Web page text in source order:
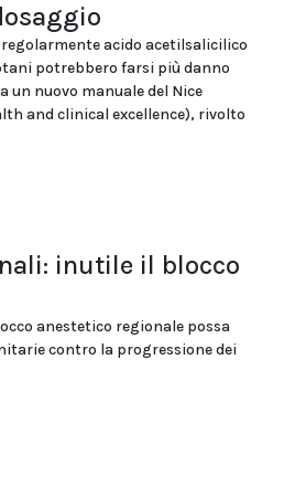
regolarmente acido acetilsalicilico
potrebbero farsi più danno
un nuovo manuale del Nice
and clinical excellence), rivolto
inutile il blocco
anestetico regionale possa
contro la progressione dei